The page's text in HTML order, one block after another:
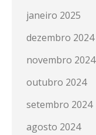
janeiro 2025
dezembro 2024
novembro 2024
outubro 2024
setembro 2024
agosto 2024